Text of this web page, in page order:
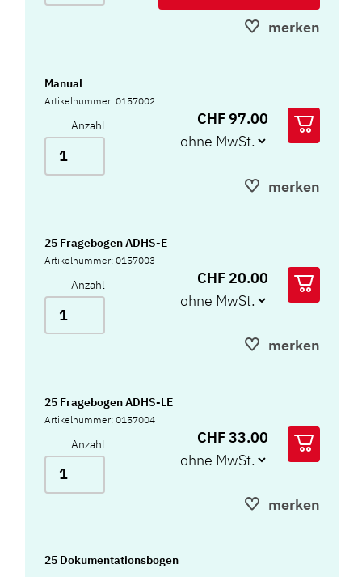
merken
Manual
Artikelnummer: 0157002
Anzahl CHF 97.00
merken
25 Fragebogen ADHS-E
Artikelnummer: 0157003
Anzahl CHF 20.00
merken
25 Fragebogen ADHS-LE
Artikelnummer: 0157004
Anzahl CHF 33.00
merken
25 Dokumentationsbogen